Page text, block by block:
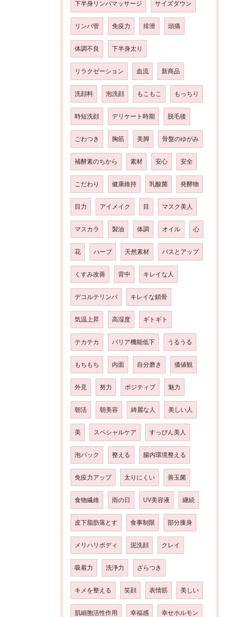
下半身リンパマッサージ サイズダウン
リンパ管 免疫力 排泄 頭痛
体調不良 下半身太り
リラクゼーション 血流 新商品
洗顔料 泡洗顔 もこもこ もっちり
時短洗顔 デリケート時期 脱毛後
ごわつき 胸筋 美脚 骨盤のゆがみ
補酵素のちから 素材 安心 安全
こだわり 健康維持 乳酸菌 発酵物
目力 アイメイク 目 マスク美人
マスカラ 製油 体調 オイル 心
花 ハーブ 天然素材 バスとアップ
くすみ改善 背中 キレイな人
デコルテリンパ キレイな鎖骨
気温上昇 高湿度 ギトギト
テカテカ バリア機能低下 うるうる
もちもち 内面 自分磨き 価値観
外見 努力 ポジティブ 魅力
朝活 朝美容 綺麗な人 美しい人
美 スペシャルケア すっぴん美人
泡パック 整える 腸内環境整える
免疫力アップ 太りにくい 善玉菌
食物繊維 雨の日 UV美容液 継続
皮下脂肪落とす 食事制限 部分痩身
メリハリボディ 泥洗顔 クレイ
吸着力 洗浄力 ざらつき
キメを整える 笑顔 表情筋 美しい
肌細胞活性作用 幸福感 幸せホルモン